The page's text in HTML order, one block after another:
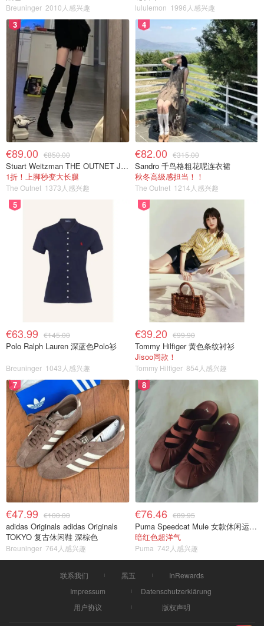
Breuninger 2010人感兴趣 lululemon 1996人感兴趣
3
€89.00 €850.00
Stuart Weitzman THE OUTNET Jocey 弹力绒面过膝靴
1折！上脚秒变大长腿
The Outnet 1373人感兴趣
4
€82.00 €315.00
Sandro 千鸟格粗花呢连衣裙
秋冬高级感担当！！
The Outnet 1214人感兴趣
5
€63.99 €145.00
Polo Ralph Lauren 深蓝色Polo衫
Breuninger 1043人感兴趣
6
€39.20 €99.90
Tommy Hilfiger 黄色条纹衬衫
Jisoo同款！
Tommy Hilfiger 854人感兴趣
7
€47.99 €100.00
adidas Originals adidas Originals
TOKYO 复古休闲鞋 深棕色
Breuninger 764人感兴趣
8
€76.46 €89.95
Puma Speedcat Mule 女款休闲运动鞋
暗红色超洋气
Puma 742人感兴趣
联系我们 黑五
InRewards
Impressum
Datenschutzerklärung
用户协议
版权声明